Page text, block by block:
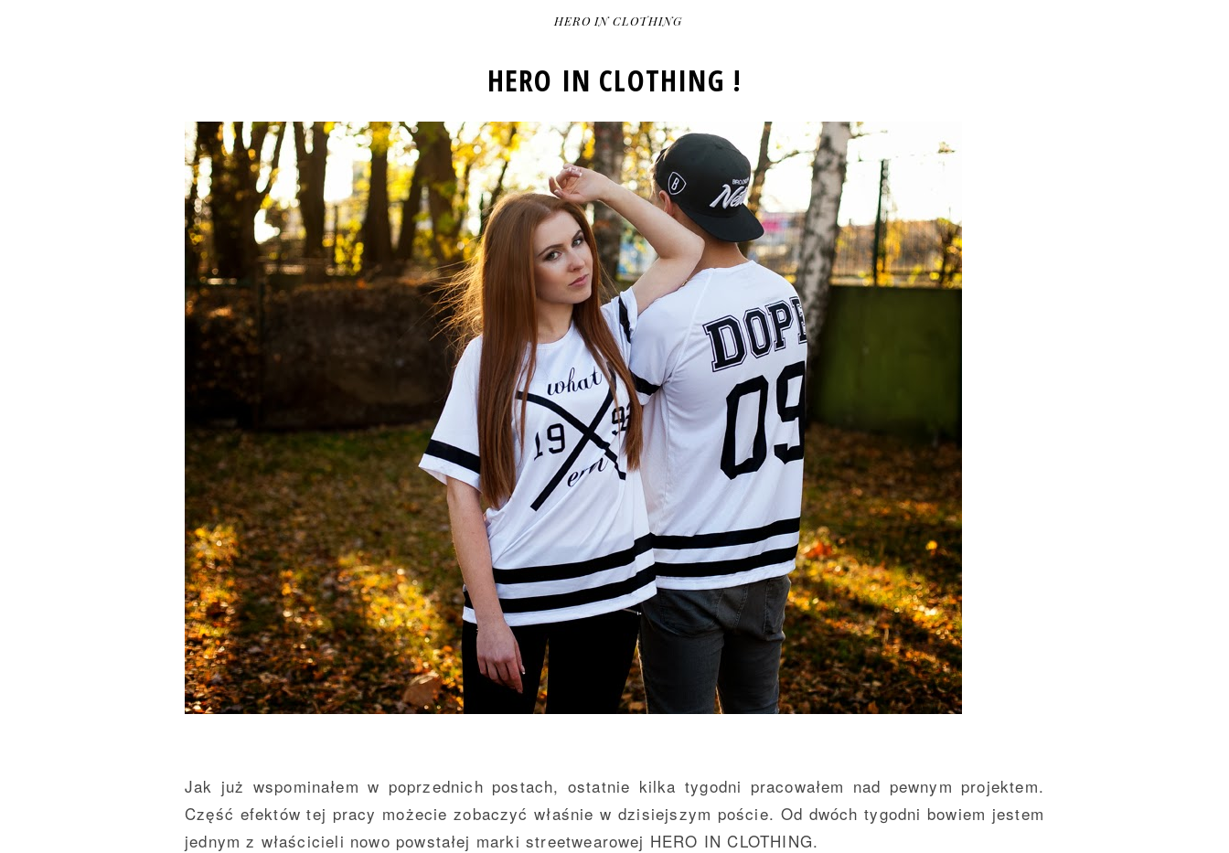
HERO IN CLOTHING
HERO IN CLOTHING !
Jak już wspominałem w poprzednich postach, ostatnie kilka tygodni pracowałem nad pewnym projektem.
Część efektów tej pracy możecie zobaczyć właśnie w dzisiejszym poście. Od dwóch tygodni bowiem jestem
jednym z właścicieli nowo powstałej marki streetwearowej HERO IN CLOTHING.